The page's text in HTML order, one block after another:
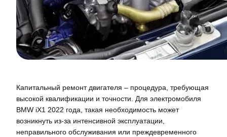
Капитальный ремонт двигателя – процедура, требующая
высокой квалификации и точности. Для электромобиля
BMW iX1 2022 года, такая необходимость может
возникнуть из-за интенсивной эксплуатации,
неправильного обслуживания или преждевременного